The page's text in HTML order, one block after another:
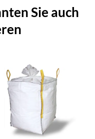
Sie auch